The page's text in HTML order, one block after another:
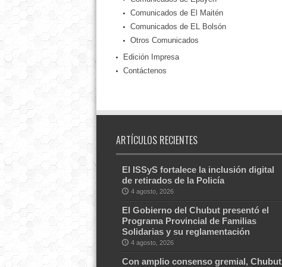
Comunicados de El Maitén
Comunicados de EL Bolsón
Otros Comunicados
Edición Impresa
Contáctenos
ARTÍCULOS RECIENTES
El ISSyS fortalece la inclusión digital
de retirados de la Policía
4 agosto, 2026
El Gobierno del Chubut presentó el
Programa Provincial de Familias
Solidarias y su reglamentación
4 agosto, 2026
Con amplio consenso gremial, Chubut